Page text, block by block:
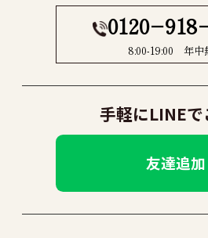
8:00-19:00 年中
手軽にLINEで
友達追加